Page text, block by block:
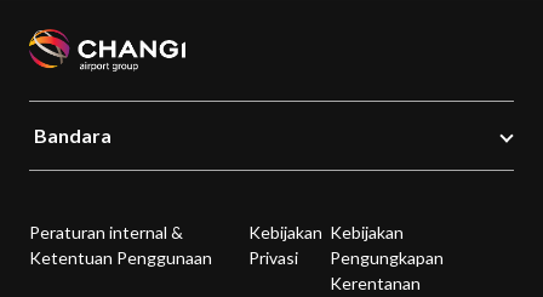
Bandara
Peraturan internal &
Ketentuan Penggunaan
Kebijakan
Privasi
Kebijakan
Pengungkapan
Kerentanan